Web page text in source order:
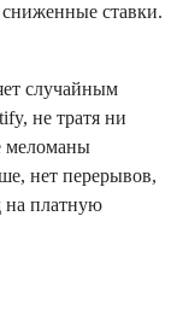
ставки.
случайным
не тратя ни
меломаны
нет перерывов,
на платную